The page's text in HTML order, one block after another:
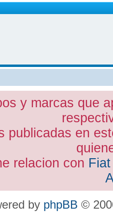
y marcas que
publicadas en
relacion con
by phpBB ©